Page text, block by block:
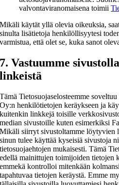
valvontaviranomaisena toimii
Mikäli käytät yllä olevia oikeuksia,
sinulta lisätietoja henkilöllisyytesi
varmistua, että olet se, kuka sanot
7. Vastuumme
linkeistä
Tämä Tietosuojaselosteemme
Oy:n henkilötietojen keräykseen ja
kuitenkin linkkejä toisille
median sivustoille kuten esimerkiksi
Mikäli siirryt sivustoltamme löytyvien
sinun tulee käyttää kyseisiä sivustoja
tietosuojaehtojen mukaisesti. Tämä
edellä mainittujen toimijoiden tietojen
emmekä kontrolloi mitenkään
tapahtuvaa tietojen keräystä. Emme